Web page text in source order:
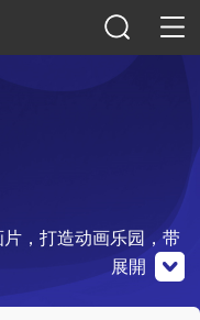
，打造动画乐园，带
展開